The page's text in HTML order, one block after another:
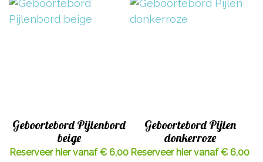
Geboortebord Pijlenbord
beige
Reserveer hier vanaf € 6,00
Geboortebord Pijlen
donkerroze
Reserveer hier vanaf € 6,00